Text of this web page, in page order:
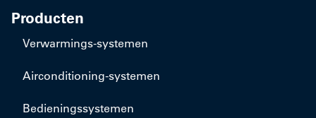
Producten
​Verwarmings-systemen
​Airconditioning-systemen
Bedieningssystemen